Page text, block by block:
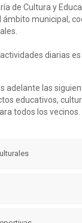
de Cultura y
ámbito municipal,
diarias
adelante las
educativos,
todos los vecinos.
que la política
se brinda a la
Cultura y